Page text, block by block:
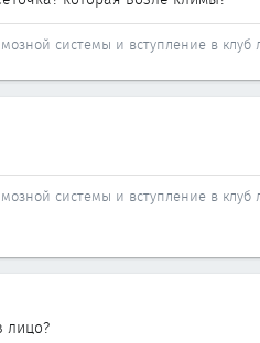
системы и вступление в клуб
системы и вступление в клуб
лицо?